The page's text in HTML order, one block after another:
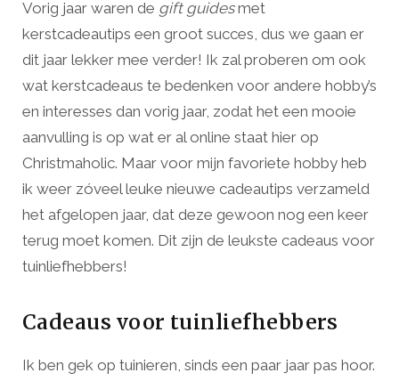
Vorig jaar waren de gift guidesmet
kerstcadeautips een groot succes, dus we gaan er
dit jaar lekker mee verder! Ik zal proberen om ook
wat kerstcadeaus te bedenken voor andere hobby’s
en interesses dan vorig jaar, zodat het een mooie
aanvulling is op wat er al online staat hier op
Christmaholic. Maar voor mijn favoriete hobby heb
ik weer zóveel leuke nieuwe cadeautips verzameld
het afgelopen jaar, dat deze gewoon nog een keer
terug moet komen. Dit zijn de leukste cadeaus voor
tuinliefhebbers!
Cadeaus voor tuinliefhebbers
Ik ben gek op tuinieren, sinds een paar jaar pas hoor.